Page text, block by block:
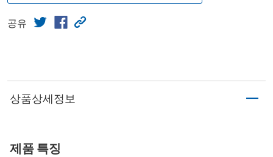
공유
상품상세정보
제품 특징